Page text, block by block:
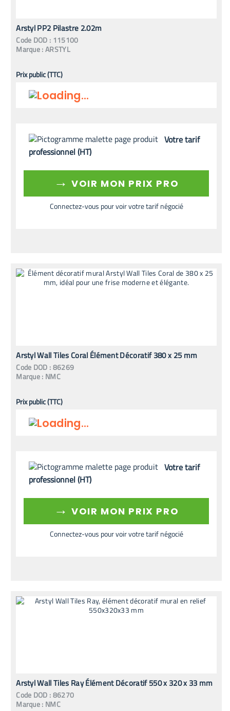
Arstyl PP2 Pilastre 2.02m
Code DOD : 115100
Marque :ARSTYL
Prix public (TTC)
Votre tarif
professionnel (HT)
→ VOIR MON PRIX PRO
Connectez-vous pour voir votre tarif négocié
Arstyl Wall Tiles Coral Élément Décoratif 380 x 25 mm
Code DOD :86269
Marque : NMC
Prix public (TTC)
Votre tarif
professionnel (HT)
→ VOIR MON PRIX PRO
Connectez-vous pour voir votre tarif négocié
Arstyl Wall Tiles Ray Élément Décoratif 550 x 320 x 33 mm
Code DOD :86270
Marque : NMC